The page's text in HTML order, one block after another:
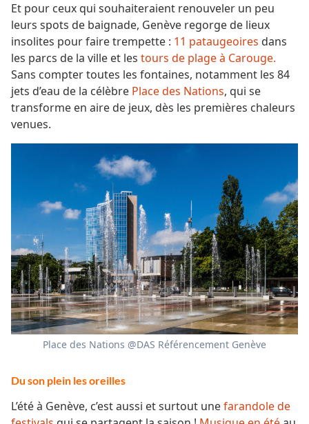
Et pour ceux qui souhaiteraient renouveler un peu
leurs spots de baignade, Genève regorge de lieux
insolites pour faire trempette : 11 pataugeoires dans
les parcs de la ville et les tours de plage à Carouge.
Sans compter toutes les fontaines, notamment les 84
jets d’eau de la célèbre Place des Nations, qui se
transforme en aire de jeux, dès les premières chaleurs
venues.
Place des Nations @DAS Référencement Genève
Du son plein les oreilles
L’été à Genève, c’est aussi et surtout unefarandole de